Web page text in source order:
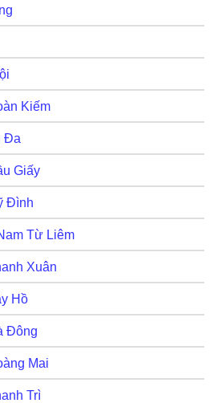
Kiếm
Đa
Giấy
Đình
Từ Liêm
Xuân
Hồ
Đông
Mai
Trì